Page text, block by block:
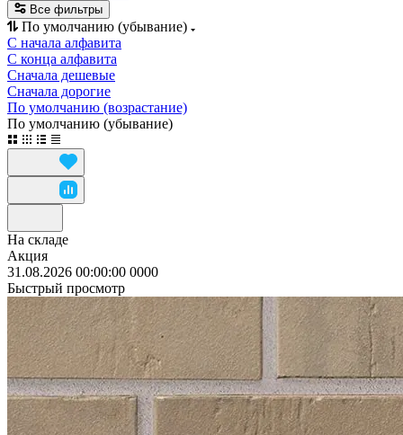
Все фильтры
По умолчанию (убывание)
С начала алфавита
С конца алфавита
Сначала дешевые
Сначала дорогие
По умолчанию (возрастание)
По умолчанию (убывание)
На складе
Акция
31.08.2026 00:00:00 0000
Быстрый просмотр